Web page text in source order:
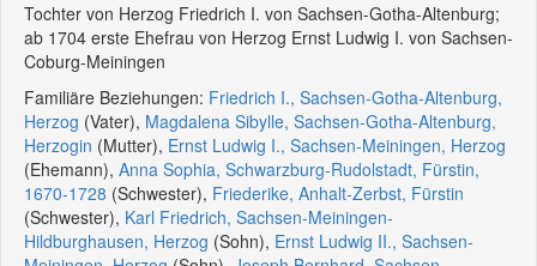
Tochter von Herzog Friedrich I. von Sachsen-Gotha-Altenburg;
ab 1704 erste Ehefrau von Herzog Ernst Ludwig I. von Sachsen-
Coburg-Meiningen
Familiäre Beziehungen: Friedrich I., Sachsen-Gotha-Altenburg,
Herzog (Vater), Magdalena Sibylle, Sachsen-Gotha-Altenburg,
Herzogin (Mutter), Ernst Ludwig I., Sachsen-Meiningen, Herzog
(Ehemann), Anna Sophia, Schwarzburg-Rudolstadt, Fürstin,
1670-1728 (Schwester), Friederike, Anhalt-Zerbst, Fürstin
(Schwester), Karl Friedrich, Sachsen-Meiningen-
Hildburghausen, Herzog (Sohn), Ernst Ludwig II., Sachsen-